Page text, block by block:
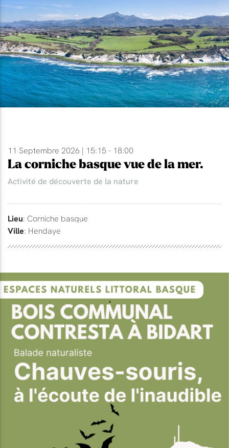
11 Septembre 2026 | 15:15 - 18:00
La corniche basque vue de la mer.
Activité de découverte de la nature
Lieu: Corniche basque
Ville: Hendaye